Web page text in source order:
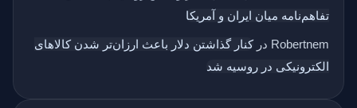
تفاهم‌نامه میان ایران و آمریکا
Robertnem درکنار گذاشتن دلار باعث ارزان‌تر شدن کالاهای
الکترونیکی در روسیه شد